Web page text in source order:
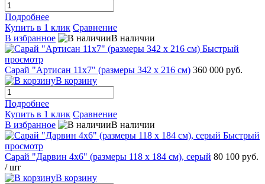
Подробнее
Купить в 1 клик Сравнение
В избранное
В наличии
Быстрый
просмотр
Сарай "Артисан 11х7" (размеры 342 х 216 см) 360 000 руб.
В корзину
Подробнее
Купить в 1 клик Сравнение
В избранное
В наличии
Быстрый
просмотр
Сарай "Дарвин 4х6" (размеры 118 х 184 см), серый 80 100 руб.
/ шт
В корзину